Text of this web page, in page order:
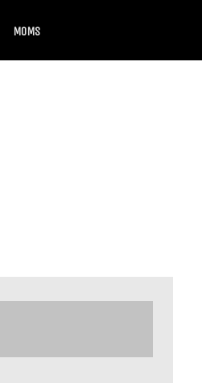
MOMS